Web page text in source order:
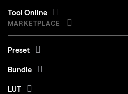
Tool Online
MARKETPLACE
Preset
Bundle
LUT